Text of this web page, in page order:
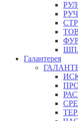
Галантерея